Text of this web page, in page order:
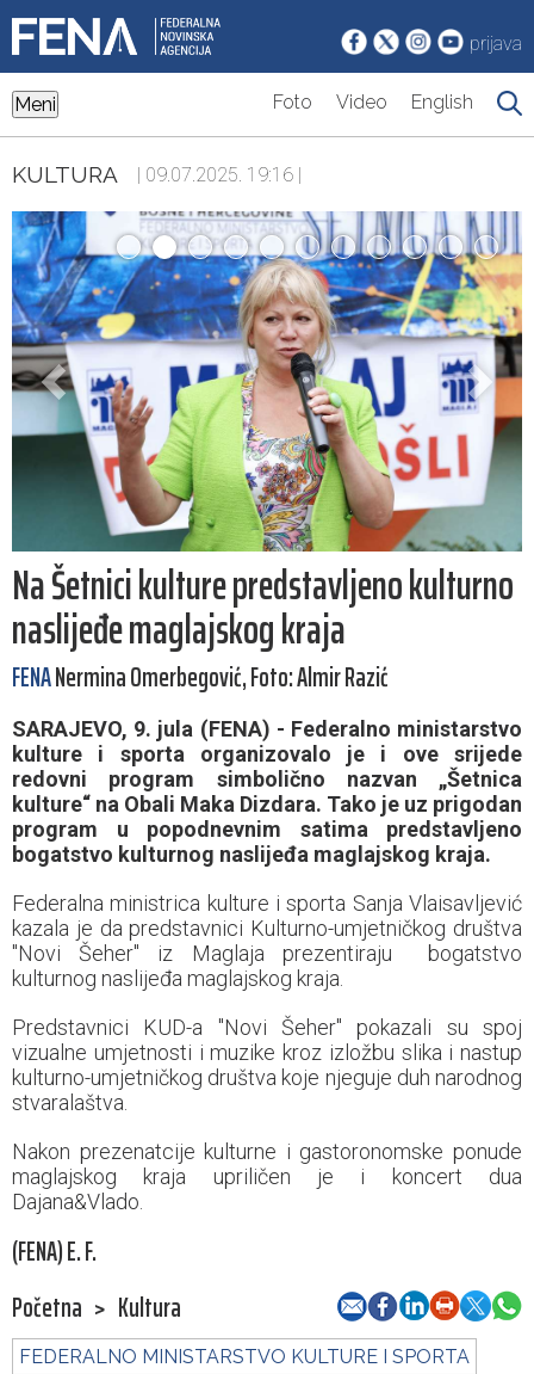
prijava
Meni Foto Video English
KULTURA | 09.07.2025. 19:16 |
Na Šetnici kulture predstavljeno kulturno
naslijeđe maglajskog kraja
FENANermina Omerbegović, Foto: Almir Razić
SARAJEVO, 9. jula (FENA) - Federalno ministarstvo
kulture i sporta organizovalo je i ove srijede
redovni program simbolično nazvan „Šetnica
kulture“ na Obali Maka Dizdara. Tako je uz prigodan
program u popodnevnim satima predstavljeno
bogatstvo kulturnog naslijeđa maglajskog kraja.
Federalna ministrica kulture i sporta Sanja Vlaisavljević
kazala je da predstavnici Kulturno-umjetničkog društva
"Novi Šeher" iz Maglaja prezentiraju bogatstvo
kulturnog naslijeđa maglajskog kraja.
Predstavnici KUD-a "Novi Šeher" pokazali su spoj
vizualne umjetnosti i muzike kroz izložbu slika i nastup
kulturno-umjetničkog društva koje njeguje duh narodnog
stvaralaštva.
Nakon prezenatcije kulturne i gastoronomske ponude
maglajskog kraja upriličen je i koncert dua
Dajana&Vlado.
(FENA) E. F.
Početna > Kultura
FEDERALNO MINISTARSTVO KULTURE I SPORTA